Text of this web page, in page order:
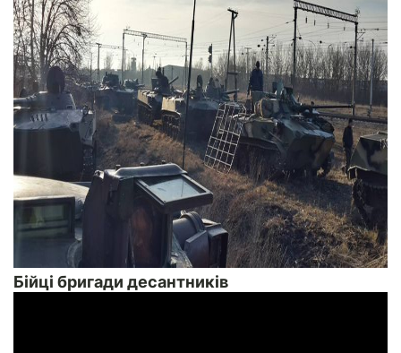
Бійці бригади десантників